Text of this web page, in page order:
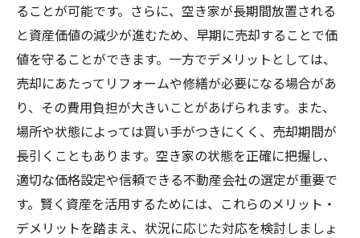
ることが可能です。さらに、空き家が長期間放置される
と資産価値の減少が進むため、早期に売却することで価
値を守ることができます。一方でデメリットとしては、
売却にあたってリフォームや修繕が必要になる場合があ
り、その費用負担が大きいことがあげられます。また、
場所や状態によっては買い手がつきにくく、売却期間が
長引くこともあります。空き家の状態を正確に把握し、
適切な価格設定や信頼できる不動産会社の選定が重要で
す。賢く資産を活用するためには、これらのメリット・
デメリットを踏まえ、状況に応じた対応を検討しましょ